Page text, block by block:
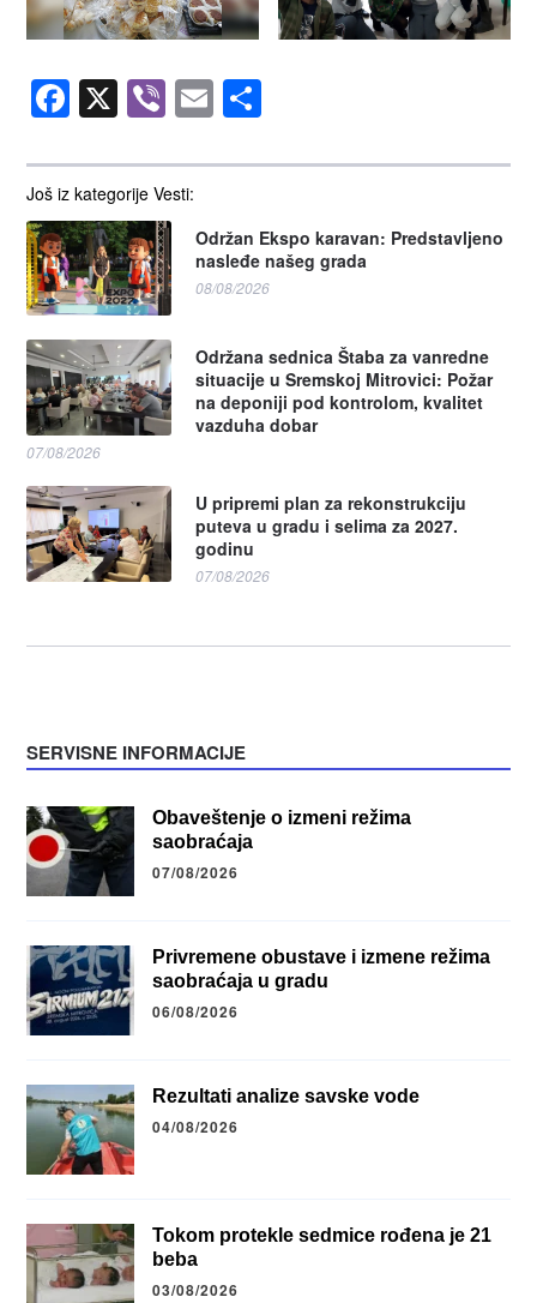
Još iz kategorije Vesti:
Održan Ekspo karavan: Predstavljeno
nasleđe našeg grada
08/08/2026
Održana sednica Štaba za vanredne
situacije u Sremskoj Mitrovici: Požar
na deponiji pod kontrolom, kvalitet
vazduha dobar
07/08/2026
U pripremi plan za rekonstrukciju
puteva u gradu i selima za 2027.
godinu
07/08/2026
Facebook
X Viber
Email
SERVISNE INFORMACIJE
Obaveštenje o izmeni režima
saobraćaja
07/08/2026
Privremene obustave i izmene režima
saobraćaja u gradu
06/08/2026
Rezultati analize savske vode
04/08/2026
Tokom protekle sedmice rođena je 21
beba
03/08/2026